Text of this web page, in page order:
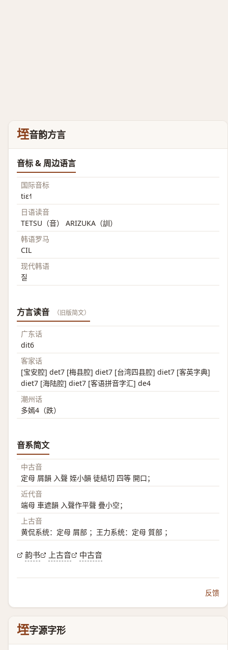
垤音韵方言
音标 & 周边语言
国际音标
tiɛ˧˥
日语读音
TETSU（音） ARIZUKA（訓）
韩语罗马
CIL
现代韩语
질
方言读音 （旧版简文）
广东话
dit6
客家话
[宝安腔] det7 [梅县腔] diet7 [台湾四县腔] diet7 [客英字典]
diet7 [海陆腔] diet7 [客语拼音字汇] de4
潮州话
多嫣4（跌）
音系简文
中古音
定母 屑韻 入聲 姪小韻 徒結切 四等 開口；
近代音
端母 車遮韻 入聲作平聲 疊小空；
上古音
黄侃系统：定母 屑部 ；王力系统：定母 質部 ；
韵书 上古音 中古音
反馈
垤字源字形